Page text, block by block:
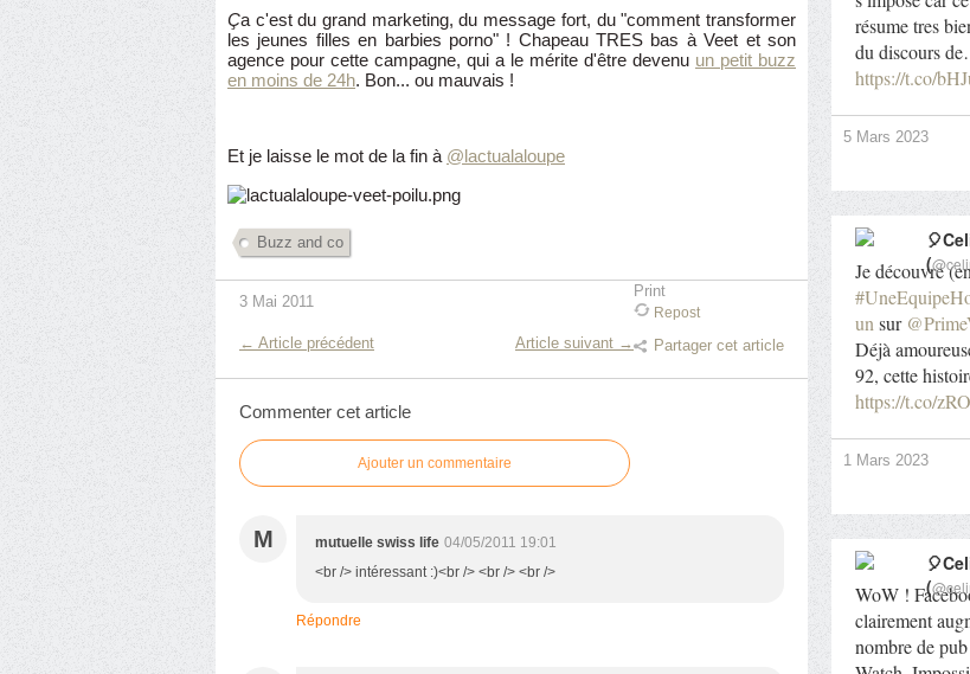
Ça c'est du grand marketing, du message fort, du "comment transformer
les jeunes filles en barbies porno" ! Chapeau TRES bas à Veet et son
agence pour cette campagne, qui a le mérite d'être devenu un petit buzz
en moins de 24h. Bon... ou mauvais !
Et je laisse le mot de la fin à @lactualaloupe
Buzz and co
3 Mai 2011
Print
Repost
Partager cet article
← Article précédent Article suivant →
Commenter cet article
Ajouter un commentaire
M mutuelle swiss life 04/05/2011 19:01
<br /> intéressant :)<br /> <br /> <br />
Répondre
résume tres
du discours
https://t.co/
5 Mars 2023
Je découvre
un sur
Déjà
92, cette
https://t.co/
(
1 Mars 2023
WoW !
clairement
nombre de
(